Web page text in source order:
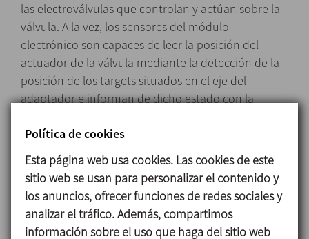
las electroválvulas que controlan y actúan sobre la
válvula. A la vez, los sensores del módulo
electrónico son capaces de leer la posición del
actuador de la válvula mediante la detección de la
posición de los targets situados en el eje del
adaptador e informan de dicho estado con la
interruptores DIP situados en el módulo electrónico
permiten configurar el cabezal para diferentes tipos
de válvulas.
Diseño y características
Política de cookies
Esta página web usa cookies. Las cookies de este
sitio web se usan para personalizar el contenido y
los anuncios, ofrecer funciones de redes sociales y
analizar el tráfico. Además, compartimos
información sobre el uso que haga del sitio web